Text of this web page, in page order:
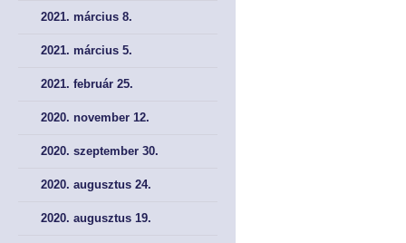
Bírósági nyomtatványok
SZAKMAI CIKKEK
Bírósági nyomtatványok
SZAKMAI CIKKEK
2021. március 8.
2021. március 5.
2021. február 25.
2020. november 12.
2020. szeptember 30.
2020. augusztus 24.
2020. augusztus 19.